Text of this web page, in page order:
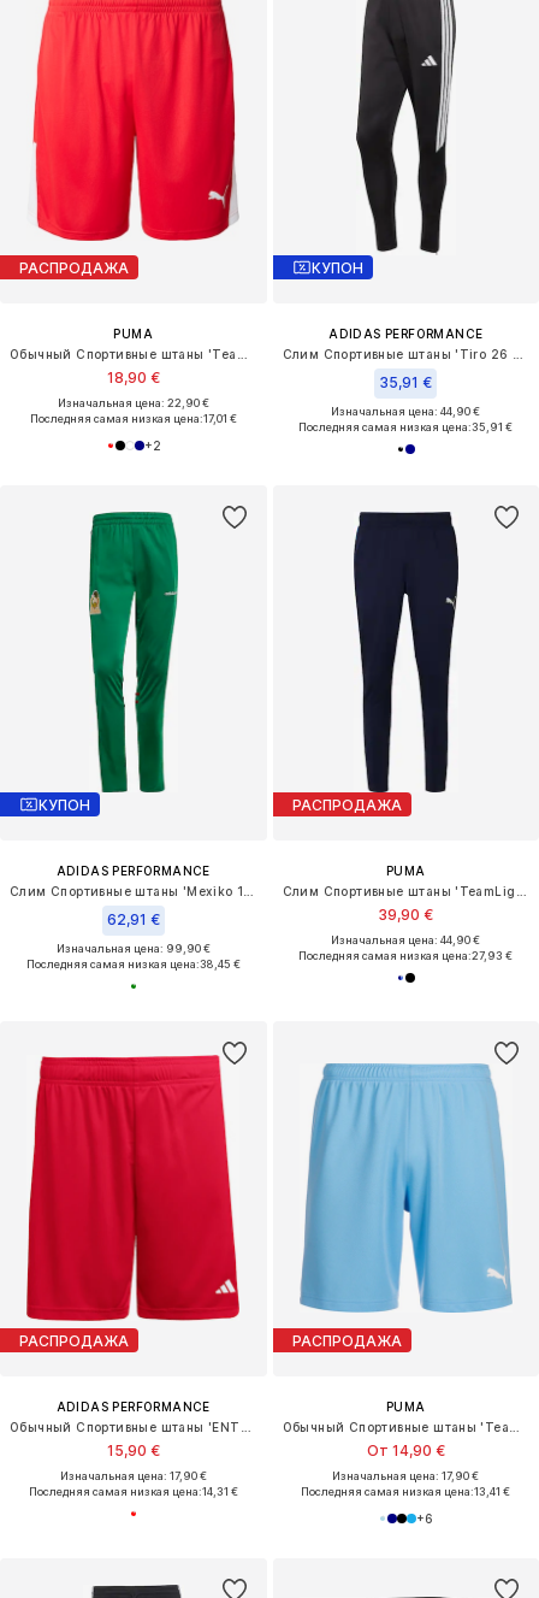
РАСПРОДАЖА
PUMA
18,90 €
Изначальная цена: 22,90 €
Последняя самая низкая цена:17,01 €
+2
КУПОН
ADIDAS PERFORMANCE
35,91 €
Изначальная цена: 44,90 €
Последняя самая низкая цена:35,91 €
КУПОН
ADIDAS PERFORMANCE
62,91 €
Изначальная цена: 99,90 €
Последняя самая низкая цена:38,45 €
РАСПРОДАЖА
PUMA
39,90 €
Изначальная цена: 44,90 €
Последняя самая низкая цена:27,93 €
РАСПРОДАЖА
ADIDAS PERFORMANCE
15,90 €
Изначальная цена: 17,90 €
Последняя самая низкая цена:14,31 €
РАСПРОДАЖА
PUMA
От 14,90 €
Изначальная цена: 17,90 €
Последняя самая низкая цена:13,41 €
+6